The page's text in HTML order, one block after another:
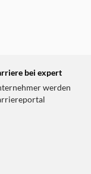
bei expert
werden